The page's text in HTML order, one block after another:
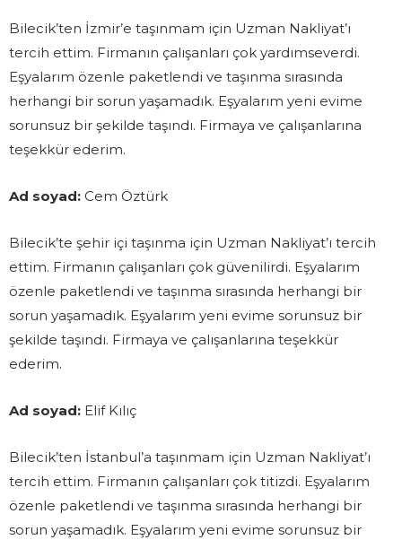
Bilecik’ten İzmir’e taşınmam için Uzman Nakliyat’ı
tercih ettim. Firmanın çalışanları çok yardımseverdi.
Eşyalarım özenle paketlendi ve taşınma sırasında
herhangi bir sorun yaşamadık. Eşyalarım yeni evime
sorunsuz bir şekilde taşındı. Firmaya ve çalışanlarına
teşekkür ederim.
Ad soyad: Cem Öztürk
Bilecik’te şehir içi taşınma için Uzman Nakliyat’ı tercih
ettim. Firmanın çalışanları çok güvenilirdi. Eşyalarım
özenle paketlendi ve taşınma sırasında herhangi bir
sorun yaşamadık. Eşyalarım yeni evime sorunsuz bir
şekilde taşındı. Firmaya ve çalışanlarına teşekkür
ederim.
Ad soyad: Elif Kılıç
Bilecik’ten İstanbul’a taşınmam için Uzman Nakliyat’ı
tercih ettim. Firmanın çalışanları çok titizdi. Eşyalarım
özenle paketlendi ve taşınma sırasında herhangi bir
sorun yaşamadık. Eşyalarım yeni evime sorunsuz bir